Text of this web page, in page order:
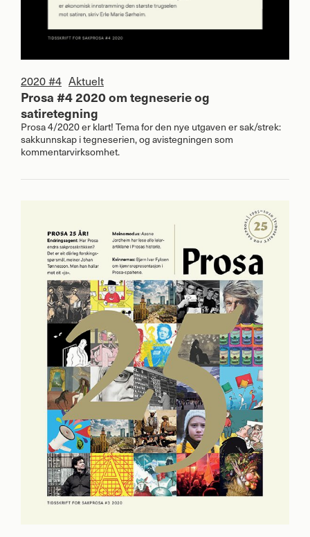
2020 #4 Aktuelt
Prosa #4 2020 om tegneserie og
satiretegning
Prosa 4/2020 er klart! Tema for den nye utgaven er sak/strek:
sakkunnskap i tegneserien, og avistegningen som
kommentarvirksomhet.